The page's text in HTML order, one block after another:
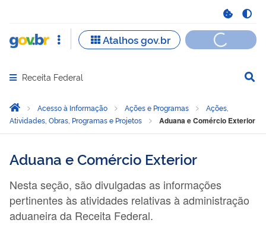
Abrir menu principal de navegação
Receita Federal
Você está aqui:
Página Inicial
Acesso à Informação Ações e Programas
Ações,
Atividades, Obras, Programas e Projetos
Aduana e Comércio Exterior
Aduana e Comércio Exterior
Nesta seção, são divulgadas as informações
pertinentes às atividades relativas à administração
aduaneira da Receita Federal.